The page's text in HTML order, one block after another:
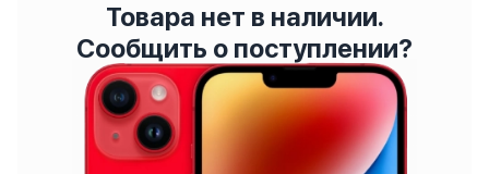
Товара нет в наличии.
Сообщить о поступлении?